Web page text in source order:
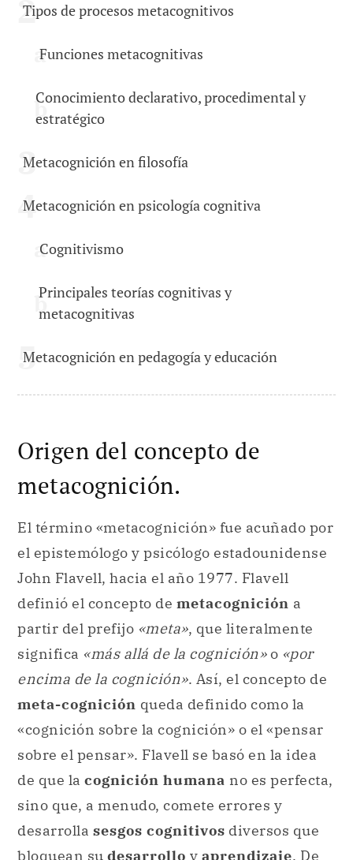
Tipos de procesos metacognitivos
Funciones metacognitivas
Conocimiento declarativo, procedimental y
estratégico
Metacognición en filosofía
Metacognición en psicología cognitiva
Cognitivismo
Principales teorías cognitivas y
metacognitivas
Metacognición en pedagogía y educación
Origen del concepto de
metacognición.
El término «metacognición» fue acuñado por
el epistemólogo y psicólogo estadounidense
John Flavell, hacia el año 1977. Flavell
definió el concepto de metacognición a
partir del prefijo «meta», que literalmente
significa «más allá de la cognición»o «por
encima de la cognición». Así, el concepto de
meta-cognición queda definido como la
«cognición sobre la cognición» o el «pensar
sobre el pensar». Flavell se basó en la idea
de que la cognición humana no es perfecta,
sino que, a menudo, comete errores y
desarrolla sesgos cognitivos diversos que
bloquean su desarrollo y aprendizaje. De